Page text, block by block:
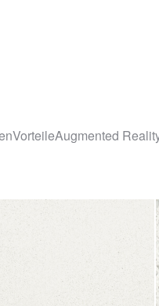
VorteileAugmented